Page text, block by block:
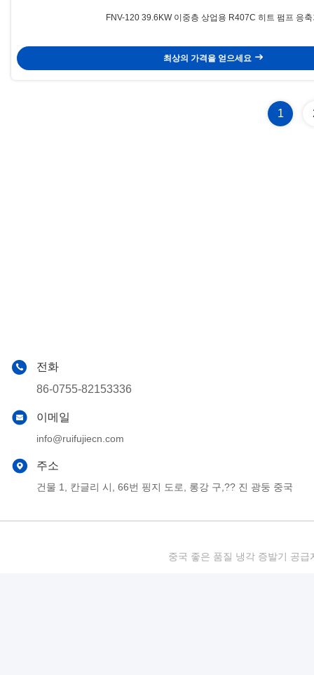
FNV-120 39.6KW 이중층 상업용 R407C 히트 펌프 응축
최상의 가격을 얻으세요
1
전화
86-0755-82153336
이메일
info@ruifujiecn.com
주소
건물 1, 칸글리 시, 66번 핑지 도로, 롱강 구,?? 진 광둥 중국
중국 좋은 품질 냉각 증발기 공